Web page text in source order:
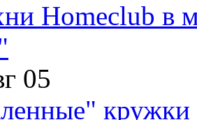
Homeclub в
05
кружки